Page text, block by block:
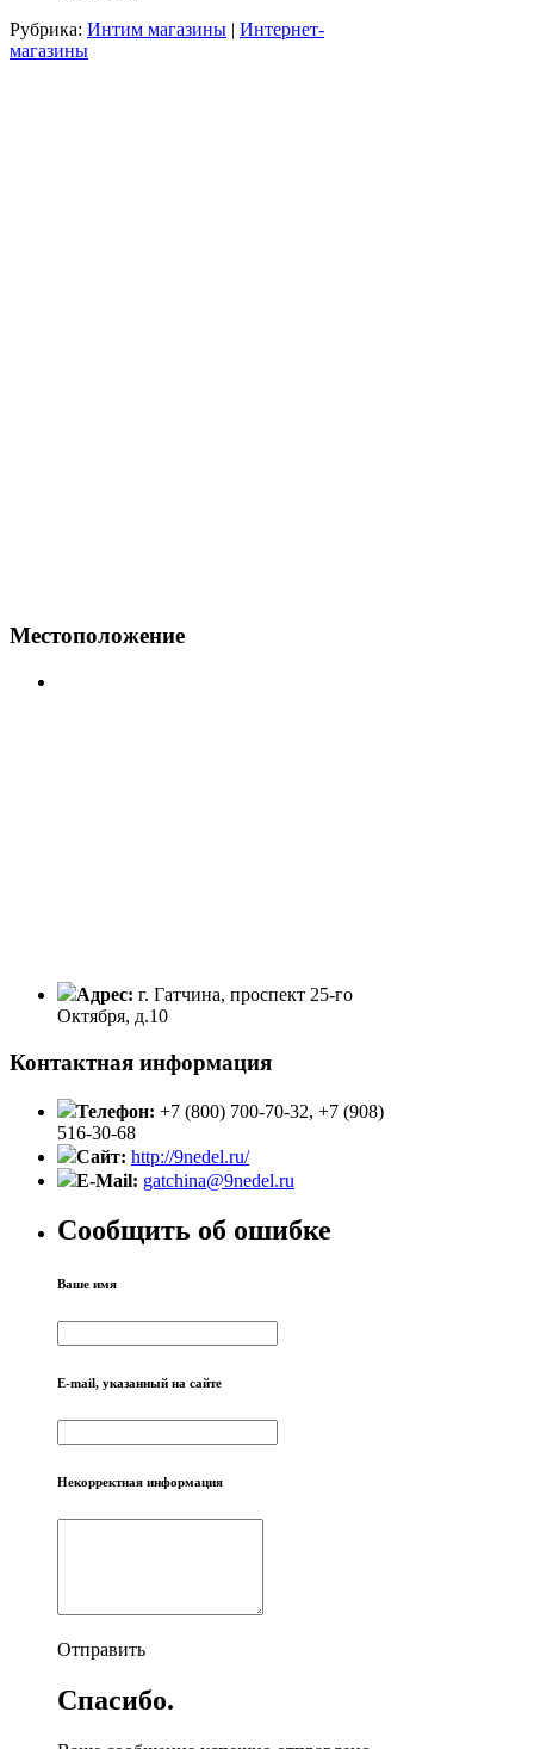
Рубрика: Интим магазины | Интернет-
магазины
Местоположение
Адрес: г. Гатчина, проспект 25-го
Октября, д.10
Контактная информация
Телефон: +7 (800) 700-70-32, +7 (908)
516-30-68
Сайт: http://9nedel.ru/
E-Mail: gatchina@9nedel.ru
Сообщить об ошибке
Ваше имя
E-mail, указанный на сайте
Некорректная информация
Отправить
Спасибо.